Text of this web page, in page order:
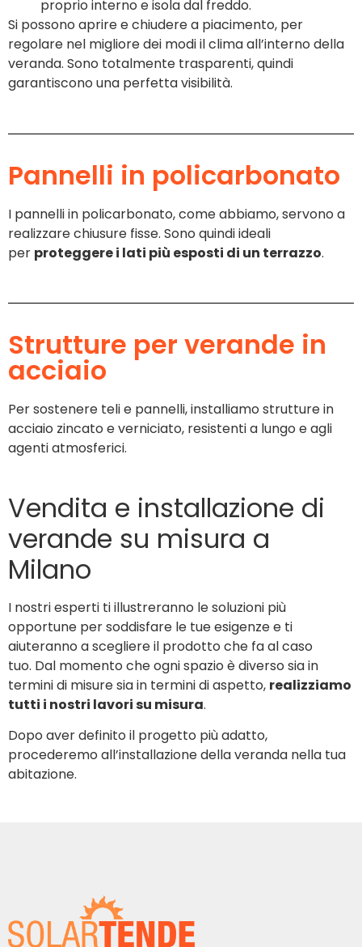
proprio interno e isola dal freddo.
Si possono aprire e chiudere a piacimento, per
regolare nel migliore dei modi il clima all’interno della
veranda. Sono totalmente trasparenti, quindi
garantiscono una perfetta visibilità.
Pannelli in policarbonato
I pannelli in policarbonato, come abbiamo, servono a
realizzare chiusure fisse. Sono quindi ideali
per proteggere i lati più esposti di un terrazzo.
Strutture per verande in
acciaio
Per sostenere teli e pannelli, installiamo strutture in
acciaio zincato e verniciato, resistenti a lungo e agli
agenti atmosferici.
Vendita e installazione di
verande su misura a
Milano
I nostri esperti ti illustreranno le soluzioni più
opportune per soddisfare le tue esigenze e ti
aiuteranno a scegliere il prodotto che fa al caso
tuo. Dal momento che ogni spazio è diverso sia in
termini di misure sia in termini di aspetto, realizziamo
tutti i nostri lavori su misura.
Dopo aver definito il progetto più adatto,
procederemo all’installazione della veranda nella tua
abitazione.